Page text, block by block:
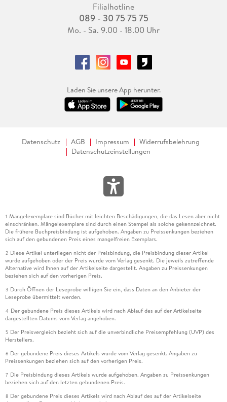
Filialhotline
089 - 30 75 75 75
Mo. - Sa. 9.00 - 18.00 Uhr
Laden Sie unsere App herunter.
Datenschutz AGB Impressum
Widerrufsbelehrung
Datenschutzeinstellungen
1 Mängelexemplare sind Bücher mit leichten Beschädigungen, die das Lesen aber nicht
einschränken. Mängelexemplare sind durch einen Stempel als solche gekennzeichnet.
Die frühere Buchpreisbindung ist aufgehoben. Angaben zu Preissenkungen beziehen
sich auf den gebundenen Preis eines mangelfreien Exemplars.
2 Diese Artikel unterliegen nicht der Preisbindung, die Preisbindung dieser Artikel
wurde aufgehoben oder der Preis wurde vom Verlag gesenkt. Die jeweils zutreffende
Alternative wird Ihnen auf der Artikelseite dargestellt. Angaben zu Preissenkungen
beziehen sich auf den vorherigen Preis.
3 Durch Öffnen der Leseprobe willigen Sie ein, dass Daten an den Anbieter der
Leseprobe übermittelt werden.
4 Der gebundene Preis dieses Artikels wird nach Ablauf des auf der Artikelseite
dargestellten Datums vom Verlag angehoben.
5 Der Preisvergleich bezieht sich auf die unverbindliche Preisempfehlung (UVP) des
Herstellers.
6 Der gebundene Preis dieses Artikels wurde vom Verlag gesenkt. Angaben zu
Preissenkungen beziehen sich auf den vorherigen Preis.
7 Die Preisbindung dieses Artikels wurde aufgehoben. Angaben zu Preissenkungen
beziehen sich auf den letzten gebundenen Preis.
8 Der gebundene Preis dieses Artikels wird nach Ablauf des auf der Artikelseite